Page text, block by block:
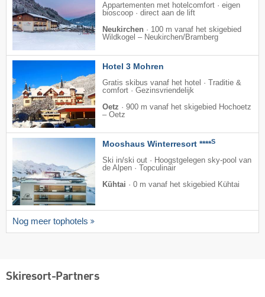
Appartementen met hotelcomfort · eigen
bioscoop · direct aan de lift
Neukirchen · 100 m vanaf het skigebied
Wildkogel – Neukirchen/​Bramberg
Hotel 3 Mohren
Gratis skibus vanaf het hotel · Traditie &
comfort · Gezinsvriendelijk
Oetz · 900 m vanaf het skigebied Hochoetz
– Oetz
Mooshaus Winterresort ****S
Ski in/ski out · Hoogstgelegen sky-pool van
de Alpen · Topculinair
Kühtai · 0 m vanaf het skigebied Kühtai
Nog meer tophotels
Skiresort-Partners